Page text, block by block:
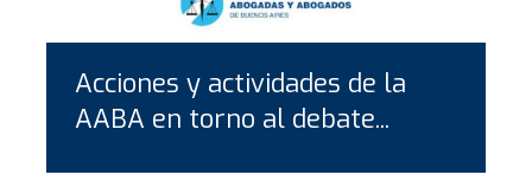
Acciones y actividades de la
AABA en torno al debate...